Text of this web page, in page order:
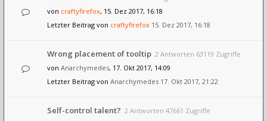
von craftyfirefox, 15. Dez 2017, 16:18
Letzter Beitrag von craftyfirefox 15. Dez 2017, 16:18
Wrong placement of tooltip 2 Antworten 63119 Zugriffe
von Anarchymedes, 17. Okt 2017, 14:09
Letzter Beitrag von Anarchymedes 17. Okt 2017, 21:22
Self-control talent? 2 Antworten 47661 Zugriffe